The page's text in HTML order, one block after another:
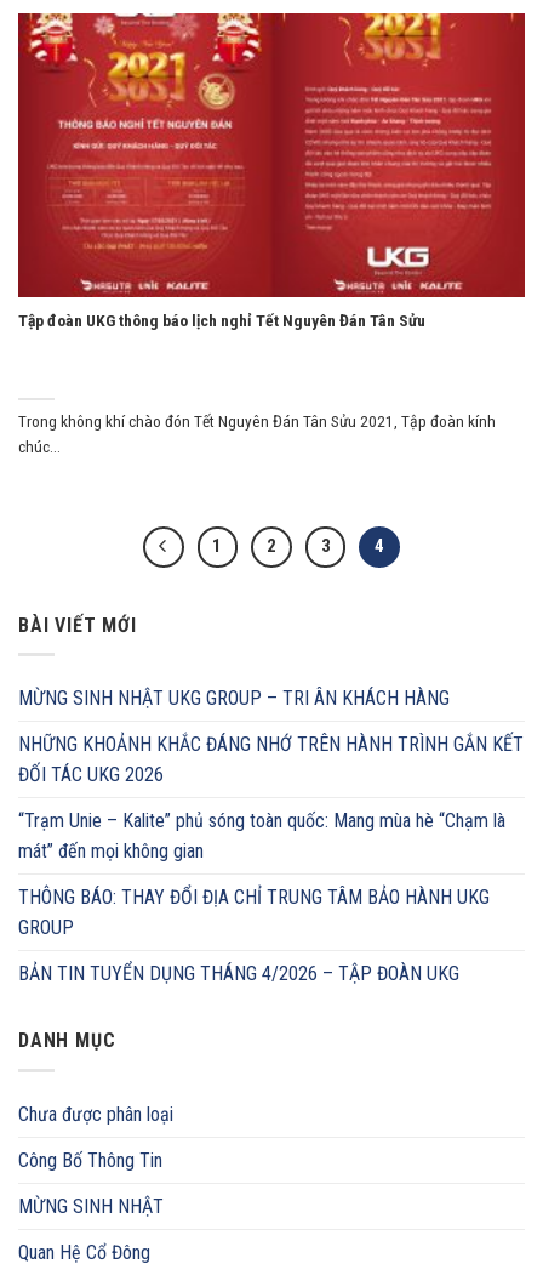
Tập đoàn UKG thông báo lịch nghỉ Tết Nguyên Đán Tân Sửu
Trong không khí chào đón Tết Nguyên Đán Tân Sửu 2021, Tập đoàn kính
chúc...
1 2 3 4
BÀI VIẾT MỚI
MỪNG SINH NHẬT UKG GROUP – TRI ÂN KHÁCH HÀNG
NHỮNG KHOẢNH KHẮC ĐÁNG NHỚ TRÊN HÀNH TRÌNH GẮN KẾT
ĐỐI TÁC UKG 2026
“Trạm Unie – Kalite” phủ sóng toàn quốc: Mang mùa hè “Chạm là
mát” đến mọi không gian
THÔNG BÁO: THAY ĐỔI ĐỊA CHỈ TRUNG TÂM BẢO HÀNH UKG
GROUP
BẢN TIN TUYỂN DỤNG THÁNG 4/2026 – TẬP ĐOÀN UKG
DANH MỤC
Chưa được phân loại
Công Bố Thông Tin
MỪNG SINH NHẬT
Quan Hệ Cổ Đông